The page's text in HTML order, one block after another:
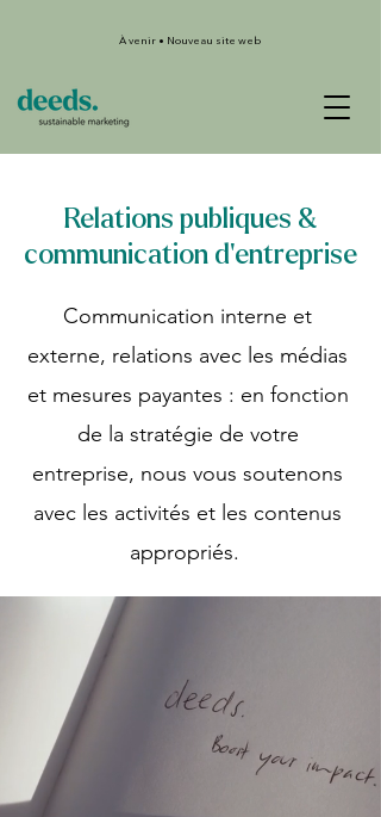
À venir • Nouveau site web
Relations publiques &
communication d'entreprise
Communication interne et
externe, relations avec les médias
et mesures payantes : en fonction
de la stratégie de votre
entreprise, nous vous soutenons
avec les activités et les contenus
appropriés.